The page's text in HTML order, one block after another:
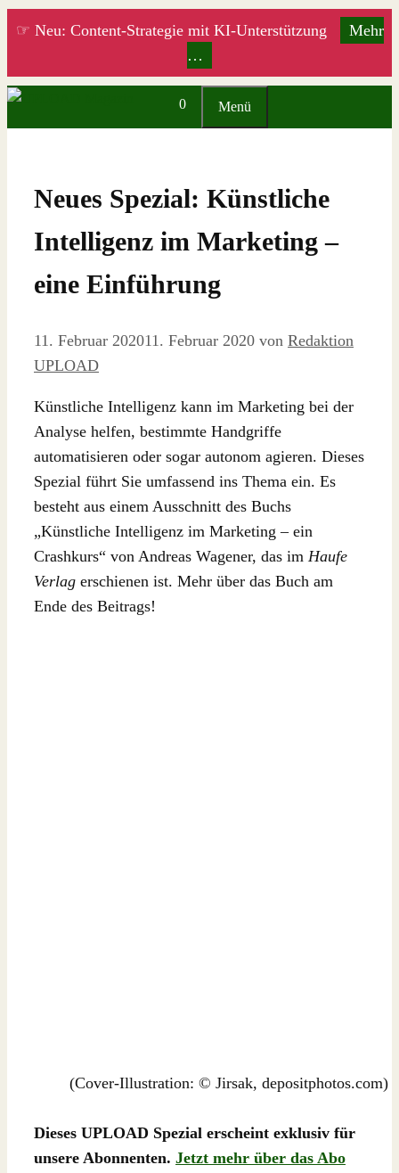
Zum
☞ Neu: Content-Strategie mit KI-Unterstützung
Mehr
…
0 Menü
Neues Spezial: Künstliche
Intelligenz im Marketing –
eine Einführung
11. Februar 202011. Februar 2020 von Redaktion
UPLOAD
Künstliche Intelligenz kann im Marketing bei der
Analyse helfen, bestimmte Handgriffe
automatisieren oder sogar autonom agieren. Dieses
Spezial führt Sie umfassend ins Thema ein. Es
besteht aus einem Ausschnitt des Buchs
„Künstliche Intelligenz im Marketing – ein
Crashkurs“ von Andreas Wagener, das im Haufe
Verlag erschienen ist. Mehr über das Buch am
Ende des Beitrags!
(Cover-Illustration: © Jirsak, depositphotos.com)
Dieses UPLOAD Spezial erscheint exklusiv für
unsere Abonnenten. Jetzt mehr über das Abo